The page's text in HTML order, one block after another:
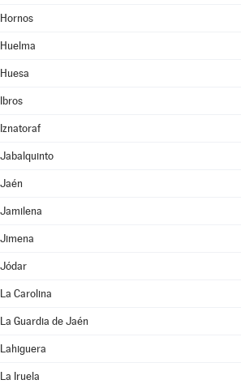
Hornos
Huelma
Huesa
Ibros
Iznatoraf
Jabalquinto
Jaén
Jamilena
Jimena
Jódar
La Carolina
La Guardia de Jaén
Lahiguera
La Iruela